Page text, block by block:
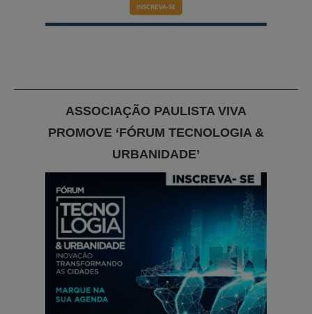
ASSOCIAÇÃO PAULISTA VIVA
PROMOVE ‘FÓRUM TECNOLOGIA &
URBANIDADE’